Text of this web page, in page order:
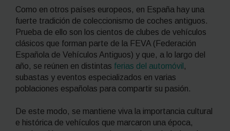
Como en otros países europeos, en España hay una
fuerte tradición de coleccionismo de coches antiguos.
Prueba de ello son los cientos de clubes de vehículos
clásicos que forman parte de la FEVA (Federación
Española de Vehículos Antiguos) y que, a lo largo del
año, se reúnen en distintas ferias del automóvil ,
subastas y eventos especializados en varias
poblaciones españolas para compartir su pasión.
De este modo, se mantiene viva la importancia cultural
e histórica de vehículos que marcaron una época,